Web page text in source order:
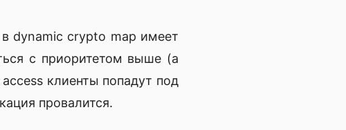
dynamic crypto map имеет
с приоритетом выше (а
клиенты попадут под
провалится.